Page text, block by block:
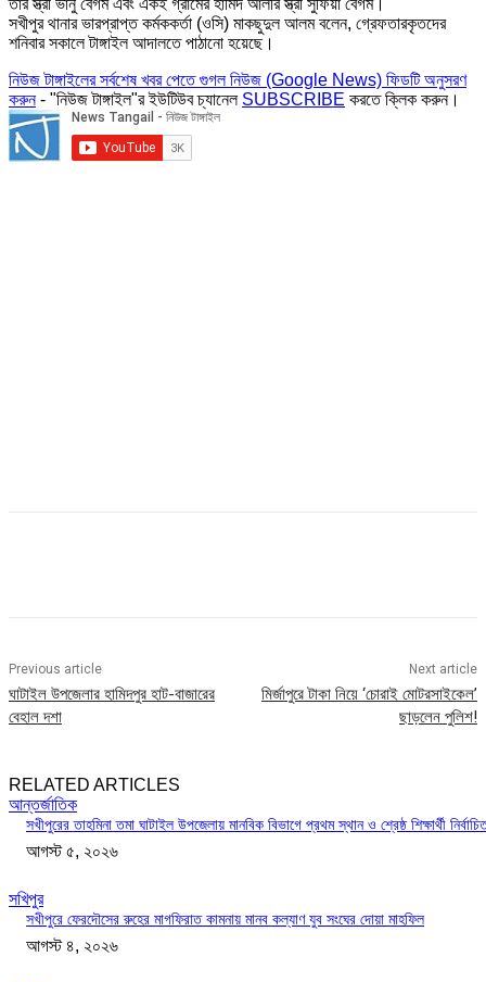
সখীপুর থানার ভারপ্রাপ্ত কর্মককর্তা (ওসি) মাকছুদুল আলম বলেন, গ্রেফতারকৃতদের
শনিবার সকালে টাঙ্গাইল আদালতে পাঠানো হয়েছে।
নিউজ টাঙ্গাইলের সর্বশেষ খবর পেতে গুগল নিউজ (Google News) ফিডটি অনুসরণ
করুন- "নিউজ টাঙ্গাইল"র ইউটিউব চ্যানেল SUBSCRIBE করতে ক্লিক করুন।
Previous article
ঘাটাইল উপজেলার হামিদপুর হাট-বাজারের
বেহাল দশা
Next article
মির্জাপুরে টাকা নিয়ে ‘চোরাই মোটরসাইকেল’
ছাড়লেন পুলিশ!
RELATED ARTICLES
আন্তর্জাতিক
সখীপুরের তাহমিনা তমা ঘাটাইল উপজেলায় মানবিক বিভাগে প্রথম স্থান ও শ্রেষ্ঠ শিক্ষার্থী
আগস্ট ৫, ২০২৬
সখিপুর
সখীপুরে ফেরদৌসের রুহের মাগফিরাত কামনায় মানব কল্যাণ যুব সংঘের দোয়া মাহফিল
আগস্ট ৪, ২০২৬